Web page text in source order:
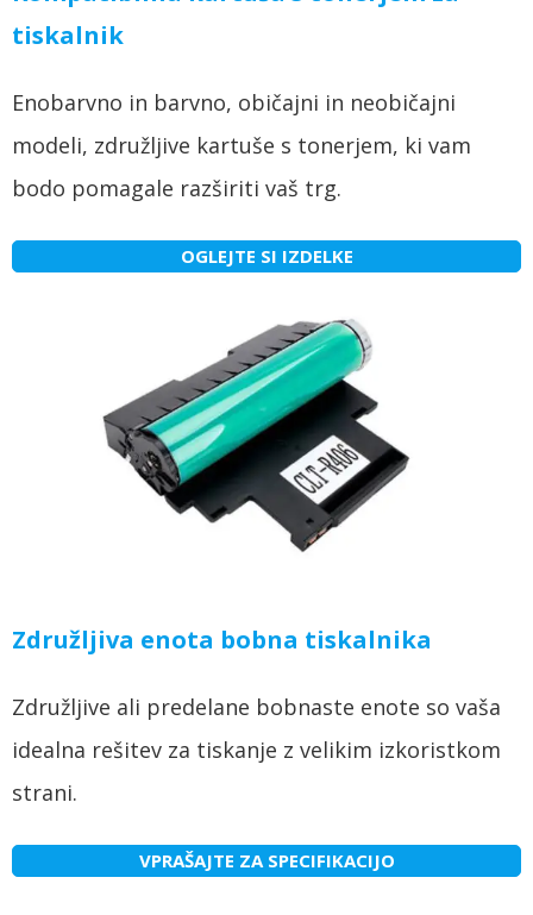
tiskalnik
Enobarvno in barvno, običajni in neobičajni
modeli, združljive kartuše s tonerjem, ki vam
bodo pomagale razširiti vaš trg.
OGLEJTE SI IZDELKE
Združljiva enota bobna tiskalnika
Združljive ali predelane bobnaste enote so vaša
idealna rešitev za tiskanje z velikim izkoristkom
strani.
VPRAŠAJTE ZA SPECIFIKACIJO